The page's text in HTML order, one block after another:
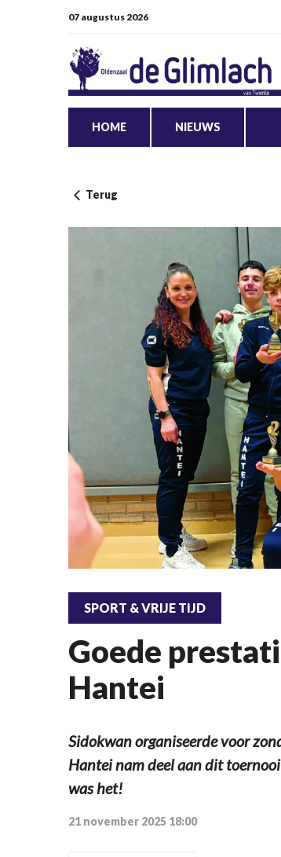
07 augustus 2026
HOME NIEUWS
Terug
SPORT & VRIJE TIJD
Goede
Hantei
Sidokwan organiseerde voor
Hantei nam deel aan dit
was het!
21 november 2025 18:00